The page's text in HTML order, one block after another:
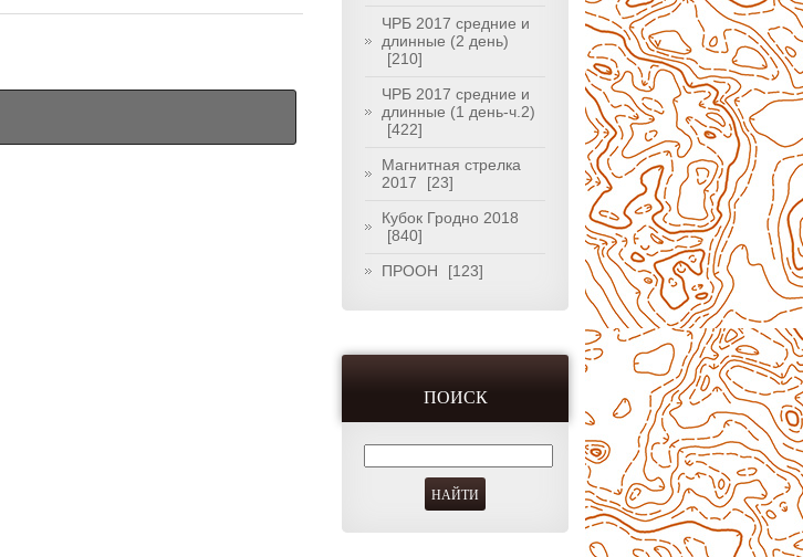
ЧРБ 2017 средние и
длинные (2 день)
[210]
ЧРБ 2017 средние и
длинные (1 день-ч.2)
[422]
Магнитная стрелка
2017
[23]
Кубок Гродно 2018
[840]
ПРООН
[123]
ПОИСК